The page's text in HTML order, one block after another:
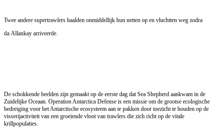
Twee andere supertrawlers haalden onmiddellijk hun netten op en vluchtten weg zodra
da Allankay arriveerde.
De schokkende beelden zijn gemaakt op de eerste dag dat Sea Shepherd aankwam in de
Zuidelijke Oceaan. Operation Antarctica Defense is een missie om de grootse ecologische
bedreiging voor het Antarctische ecosysteem aan te pakken door toezicht te houden op de
visserijactiviteit van een groeiende vloot van trawlers die zich richt op de vitale
krillpopulaties.